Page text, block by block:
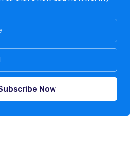
Now